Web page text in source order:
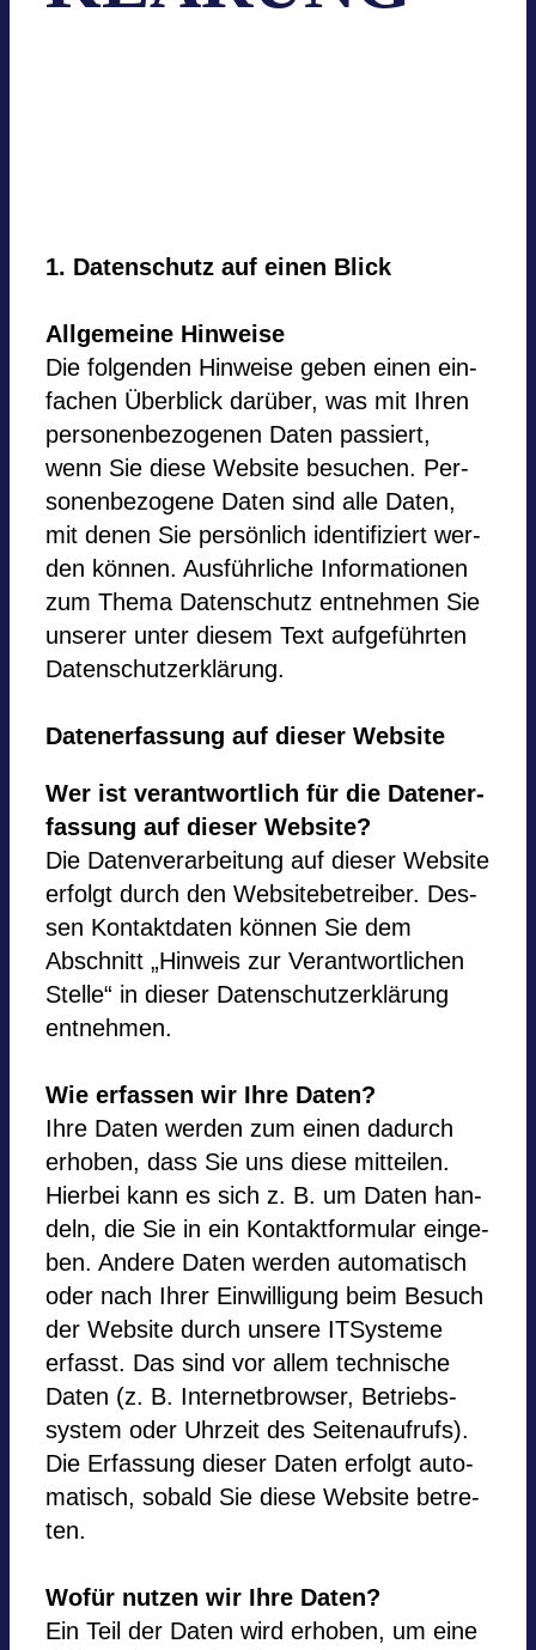
1. Daten­schutz auf einen Blick
All­ge­meine Hin­weise
Die fol­gen­den Hin­weise geben einen ein­
fa­chen Über­blick darüber, was mit Ihren
per­so­nen­be­zo­ge­nen Daten pas­siert,
wenn Sie diese Web­site besu­chen. Per­
so­nen­be­zo­gene Daten sind alle Daten,
mit denen Sie per­sön­lich iden­ti­fi­ziert wer­
den kön­nen. Ausführliche Infor­ma­tio­nen
zum Thema Daten­schutz ent­neh­men Sie
unse­rer unter die­sem Text aufgeführten
Daten­schutz­er­klä­rung.
Daten­er­fas­sung auf die­ser Web­site
Wer ist ver­ant­wort­lich für die Daten­er­
fas­sung auf die­ser Web­site?
Die Daten­ver­ar­bei­tung auf die­ser Web­site
erfolgt durch den Web­site­be­trei­ber. Des­
sen Kon­takt­da­ten kön­nen Sie dem
Abschnitt „Hin­weis zur Ver­ant­wort­li­chen
Stelle“ in die­ser Daten­schutz­er­klä­rung
ent­neh­men.
Wie erfas­sen wir Ihre Daten?
Ihre Daten wer­den zum einen dadurch
erho­ben, dass Sie uns diese mit­tei­len.
Hier­bei kann es sich z. B. um Daten han­
deln, die Sie in ein Kon­takt­for­mu­lar ein­ge­
ben. Andere Daten wer­den auto­ma­tisch
oder nach Ihrer Ein­wil­li­gung beim Besuch
der Web­site durch unsere ITSys­teme
erfasst. Das sind vor allem tech­ni­sche
Daten (z. B. Inter­net­brow­ser, Betriebs­
sys­tem oder Uhr­zeit des Sei­ten­auf­rufs).
Die Erfas­sung die­ser Daten erfolgt auto­
ma­tisch, sobald Sie diese Web­site betre­
ten.
Wofür nut­zen wir Ihre Daten?
Ein Teil der Daten wird erho­ben, um eine